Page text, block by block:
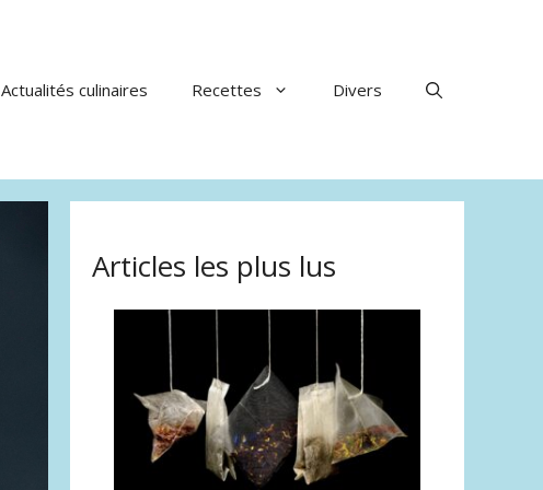
Actualités culinaires Recettes Divers
Articles les plus lus